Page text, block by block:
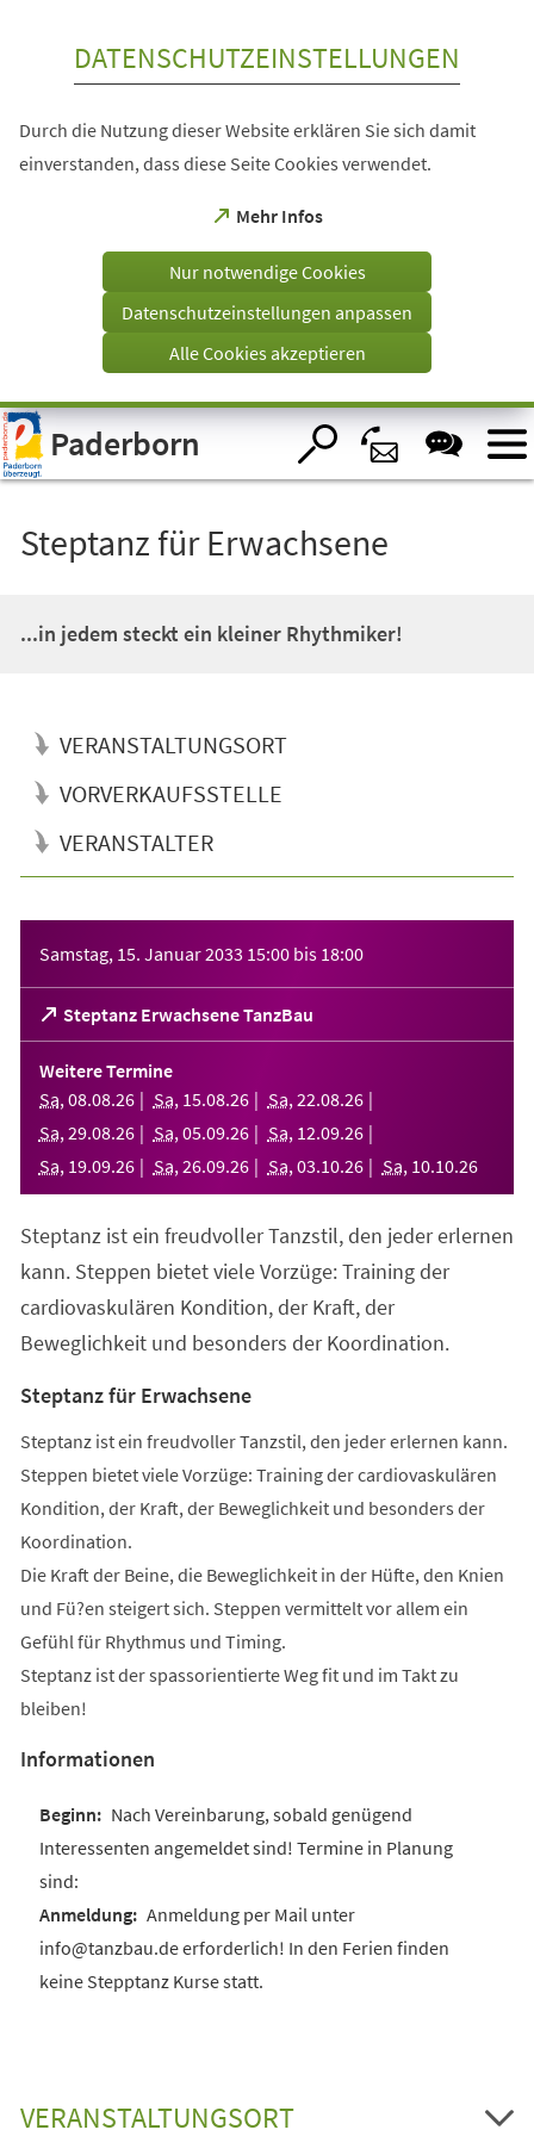
Visuelle
Assistenzsoftware
öffnen.
DATENSCHUTZEINSTELLUNGEN
Durch die Nutzung dieser Website erklären Sie sich damit
einverstanden, dass diese Seite Cookies verwendet.
Mehr Infos
(Öffnet
einem
Tab)
Nur notwendige Cookies
Datenschutzeinstellungen anpassen
Alle Cookies akzeptieren
Paderborn
Steptanz für Erwachsene
...in jedem steckt ein kleiner Rhythmiker!
VERANSTALTUNGSORT
VORVERKAUFSSTELLE
VERANSTALTER
Samstag, 15. Januar 2033 15:00 bis 18:00
Steptanz Erwachsene TanzBau
(Öffnet
in
einem
neuen
Tab)
Weitere Termine
Sa, 08.08.26 Sa, 15.08.26 Sa, 22.08.26
Sa, 29.08.26 Sa, 05.09.26 Sa, 12.09.26
Sa, 19.09.26 Sa, 26.09.26 Sa, 03.10.26 Sa, 10.10.26
Steptanz ist ein freudvoller Tanzstil, den jeder erlernen
kann. Steppen bietet viele Vorzüge: Training der
cardiovaskulären Kondition, der Kraft, der
Beweglichkeit und besonders der Koordination.
Steptanz für Erwachsene
Steptanz ist ein freudvoller Tanzstil, den jeder erlernen kann.
Steppen bietet viele Vorzüge: Training der cardiovaskulären
Kondition, der Kraft, der Beweglichkeit und besonders der
Koordination.
Die Kraft der Beine, die Beweglichkeit in der Hüfte, den Knien
und Fü?en steigert sich. Steppen vermittelt vor allem ein
Gefühl für Rhythmus und Timing.
Steptanz ist der spassorientierte Weg fit und im Takt zu
bleiben!
Informationen
Nach Vereinbarung, sobald genügend
Interessenten angemeldet sind! Termine in Planung
sind:
Anmeldung per Mail unter
info@tanzbau.de erforderlich! In den Ferien finden
keine Stepptanz Kurse statt.
VERANSTALTUNGSORT